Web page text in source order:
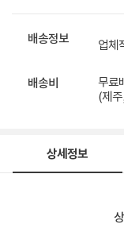
배송정보 업체
배송비
무료
(제
상세정보